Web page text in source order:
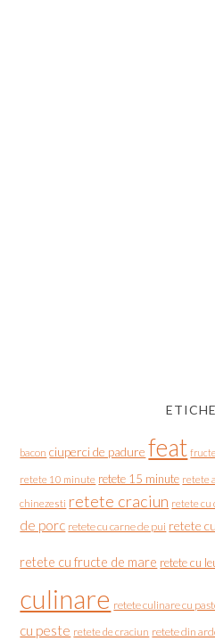
bacon ciuperci de padure feat
retete 10 minute retete 15 minute retete
chinezesti retete craciun retete cu
de porc retete cu carne de pui retete
retete cu fructe de mare retete cu
culinare retete culinare cu
cu peste retete de craciun retete din